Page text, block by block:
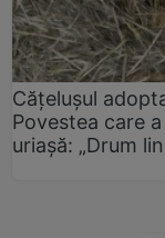
Cățelușul
Povestea care
uriașă: „Drum